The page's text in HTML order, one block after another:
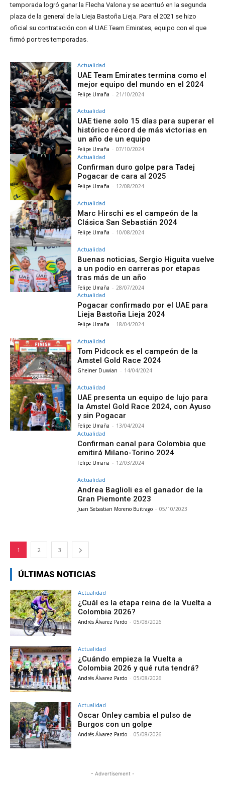
temporada logró ganar la Flecha Valona y se acentuó en la segunda
plaza de la general de la Lieja Bastoña Lieja. Para el 2021 se hizo
oficial su contratación con el UAE Team Emirates, equipo con el que
firmó por tres temporadas.
Actualidad
UAE Team Emirates termina como el
mejor equipo del mundo en el 2024
Felipe Umaña - 21/10/2024
Actualidad
UAE tiene solo 15 días para superar el
histórico récord de más victorias en
un año de un equipo
Felipe Umaña - 07/10/2024
Actualidad
Confirman duro golpe para Tadej
Pogacar de cara al 2025
Felipe Umaña - 12/08/2024
Actualidad
Marc Hirschi es el campeón de la
Clásica San Sebastián 2024
Felipe Umaña - 10/08/2024
Actualidad
Buenas noticias, Sergio Higuita vuelve
a un podio en carreras por etapas
tras más de un año
Felipe Umaña - 28/07/2024
Actualidad
Pogacar confirmado por el UAE para
Lieja Bastoña Lieja 2024
Felipe Umaña - 18/04/2024
Actualidad
Tom Pidcock es el campeón de la
Amstel Gold Race 2024
Gheiner Duwian - 14/04/2024
Actualidad
UAE presenta un equipo de lujo para
la Amstel Gold Race 2024, con Ayuso
y sin Pogacar
Felipe Umaña - 13/04/2024
Actualidad
Confirman canal para Colombia que
emitirá Milano-Torino 2024
Felipe Umaña - 12/03/2024
Actualidad
Andrea Baglioli es el ganador de la
Gran Piemonte 2023
Juan Sebastian Moreno Buitrago - 05/10/2023
1 2 3
ÚLTIMAS NOTICIAS
Actualidad
¿Cuál es la etapa reina de la Vuelta a
Colombia 2026?
Andrés Álvarez Pardo - 05/08/2026
Actualidad
¿Cuándo empieza la Vuelta a
Colombia 2026 y qué ruta tendrá?
Andrés Álvarez Pardo - 05/08/2026
Actualidad
Oscar Onley cambia el pulso de
Burgos con un golpe
Andrés Álvarez Pardo - 05/08/2026
- Advertisement -